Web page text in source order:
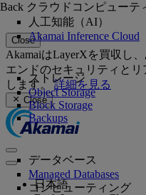
Close
AkamaiはLayerXを買収し
エンドのセキュリティと
します。詳細を見る
Close
日本語
Back クラウドコンピューテ
人工知能（AI）
Akamai Inference Cloud
ストレージ
Object Storage
Block Storage
Backups
データベース
Managed Databases
コンピューティング